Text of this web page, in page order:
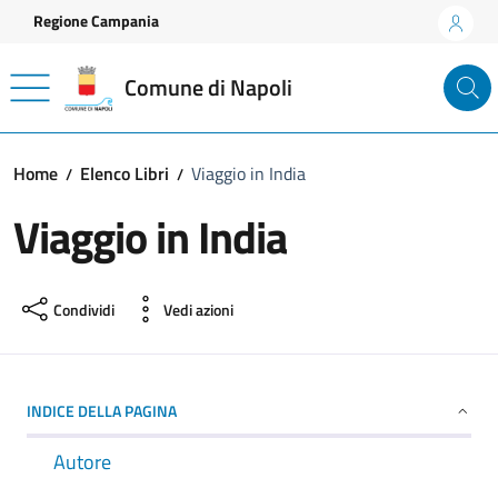
Vai ai contenuti
Vai al footer
Regione Campania
Comune di Napoli
Home Elenco Libri Viaggio in India
Viaggio in India
Condividi Vedi azioni
INDICE DELLA PAGINA
Autore